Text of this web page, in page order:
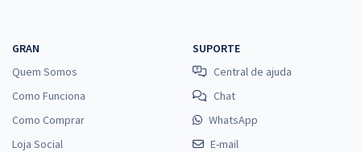
GRAN
Quem Somos
Como Funciona
Como Comprar
Loja Social
SUPORTE
Central de ajuda
Chat
WhatsApp
E-mail